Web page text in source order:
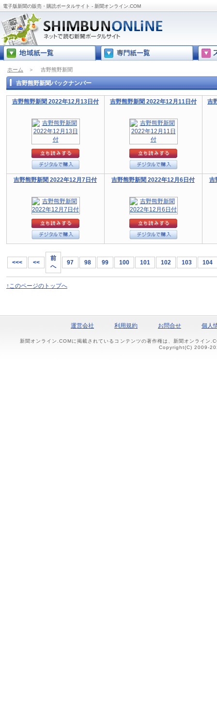
電子版新聞の販売・購読ポータルサイト - 新聞オンライン.COM
ホーム ＞ 吉野熊野新聞
吉野熊野新聞バックナンバー
吉野熊野新聞 2022年12月13日付 吉野熊野新聞 2022年12月11日付 吉
吉野熊野新聞 2022年12月7日付 吉野熊野新聞 2022年12月6日付 吉
<<< <<
前
へ
97 98 99 100 101 102 103 104
↑このページのトップへ
運営会社 利用規約 お問合せ 個人
新聞オンライン.COMに掲載されているコンテンツの著作権は、新聞オンライン
Copyright(C) 2009-